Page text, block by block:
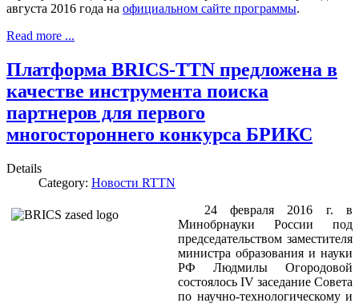
августа 2016 года на официальном сайте программы.
Read more ...
Платформа BRICS-TTN предложена в
качестве инструмента поиска
партнеров для первого
многостороннего конкурса БРИКС
Details
Category: Новости RTTN
24 февраля 2016 г. в
Минобрнауки России под
председательством заместителя
министра образования и науки
РФ Людмилы Огородовой
состоялось IV заседание Совета
по научно-технологическому и